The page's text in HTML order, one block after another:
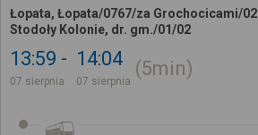
Łopata, Łopata/0767/za Grochocicami/02
Stodoły Kolonie, dr. gm./01/02
13:59
07 sierpnia
14:04
07 sierpnia
5min